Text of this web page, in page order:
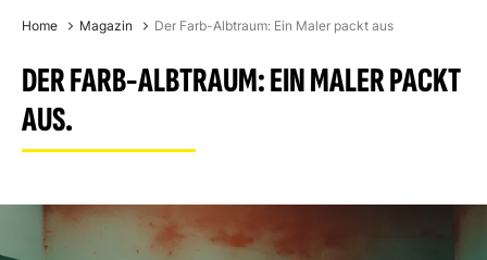
Home Magazin Der Farb-Albtraum: Ein Maler packt aus
DER FARB-ALBTRAUM: EIN MALER PACKT
AUS.